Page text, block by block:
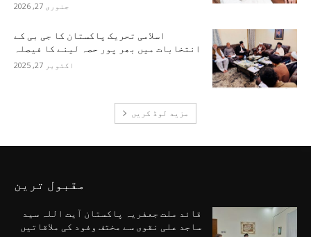
جنوری 27, 2026
اسلامی تحریک پاکستان کا جی بی کے
انتخابات میں بھر پور حصہ لینے کا فیصلہ
اکتوبر 27, 2025
مزید لوڈ کریں
مقبول ترین
قائد ملت جعفریہ پاکستان آیت اللہ سید
ساجد علی نقوی سے مختف وفود کی ملاقاتیں